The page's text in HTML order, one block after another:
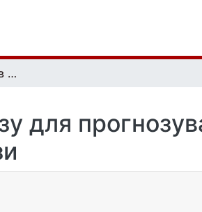
Застосування методів системного аналізу для прогнозування раку молочної залози
для